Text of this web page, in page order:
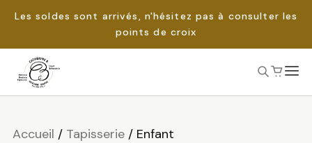
Les soldes sont arrivés, n'hésitez pas à consulter les
points de croix
Passer
Accueil / Tapisserie/ Enfant